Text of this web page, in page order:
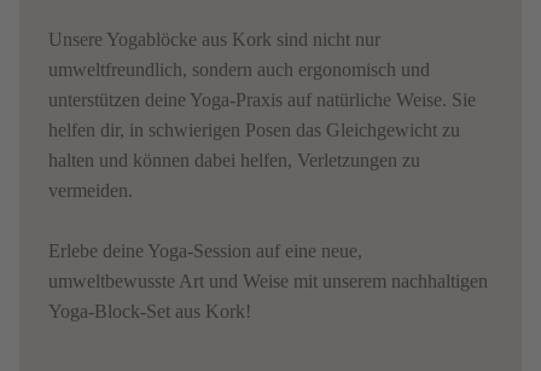
Unsere Yogablöcke aus Kork sind nicht nur
umweltfreundlich, sondern auch ergonomisch und
unterstützen deine Yoga-Praxis auf natürliche Weise. Sie
helfen dir, in schwierigen Posen das Gleichgewicht zu
halten und können dabei helfen, Verletzungen zu
vermeiden.
Erlebe deine Yoga-Session auf eine neue,
umweltbewusste Art und Weise mit unserem nachhaltigen
Yoga-Block-Set aus Kork!